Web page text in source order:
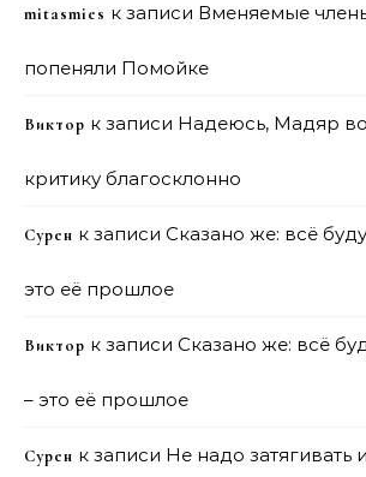
mitasmies к записи Вменяемые
попеняли Помойке
Виктор к записи Надеюсь, Мадяр
критику благосклонно
Сурен к записи Сказано же: всё
это её прошлое
Виктор к записи Сказано же: всё
– это её прошлое
Сурен к записи Не надо затягивать